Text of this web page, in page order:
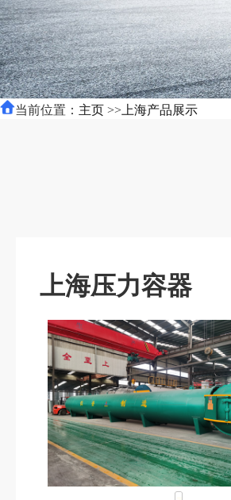
当前位置： 主页 >> 上海产品展示
上海压力容器